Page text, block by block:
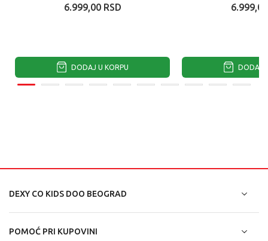
6.999,00 RSD
DODAJ U KORPU
6.999,00
DODAJ
DEXY CO KIDS DOO BEOGRAD
POMOĆ PRI KUPOVINI